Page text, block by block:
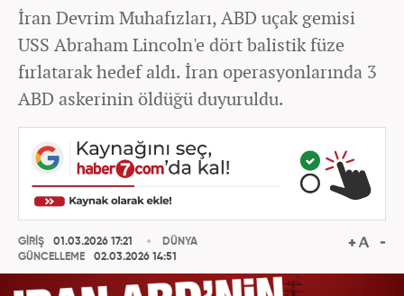
İran Devrim Muhafızları, ABD uçak gemisi
USS Abraham Lincoln'e dört balistik füze
fırlatarak hedef aldı. İran operasyonlarında 3
ABD askerinin öldüğü duyuruldu.
GİRİŞ
01.03.2026 17:21
GÜNCELLEME
02.03.2026 14:51
DÜNYA